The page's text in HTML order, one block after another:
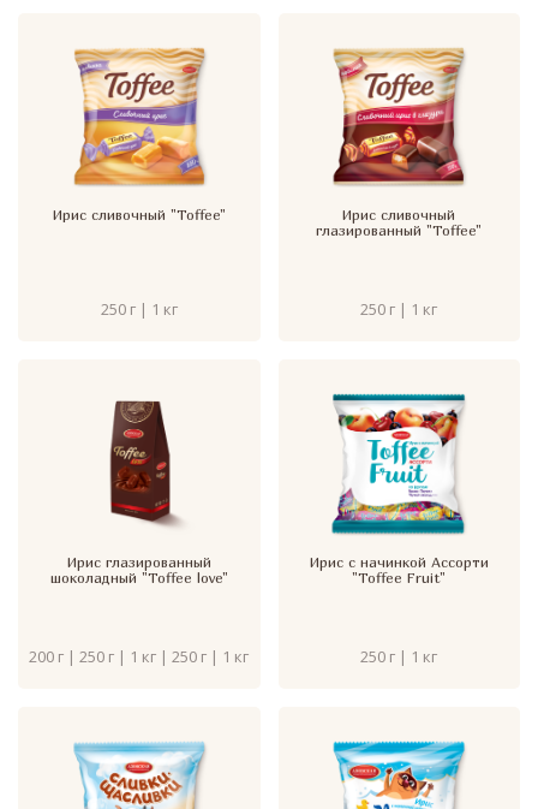
Ирис сливочный "Toffee"
250 г | 1 кг
Ирис сливочный
глазированный "Toffee"
250 г | 1 кг
Ирис глазированный
шоколадный "Toffee love"
200 г | 250 г | 1 кг | 250 г | 1 кг
Ирис с начинкой Ассорти
"Toffee Fruit"
250 г | 1 кг